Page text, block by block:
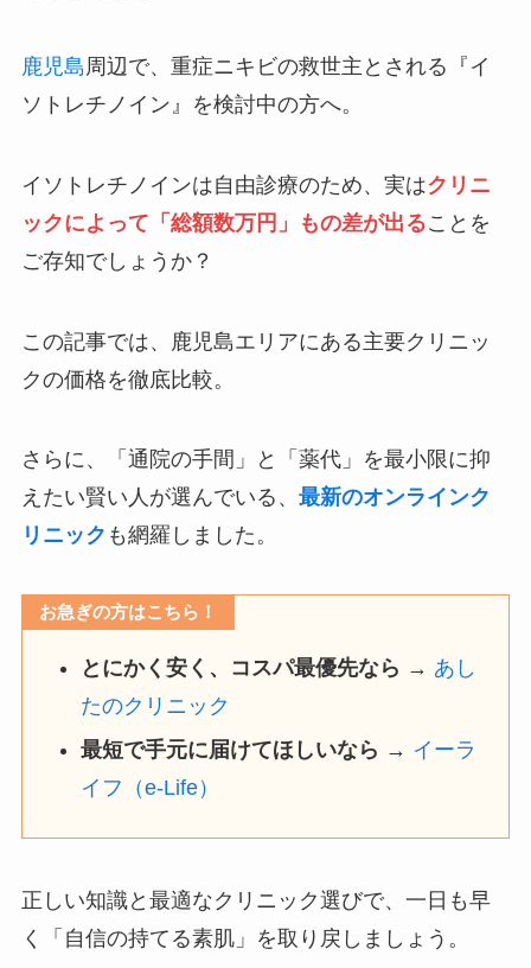
鹿児島 周辺で、重症ニキビの救世主とされる『イ
ソトレチノイン』を検討中の方へ。
イソトレチノインは自由診療のため、実はクリニ
ックによって「総額数万円」もの差が出ることを
ご存知でしょうか？
この記事では、鹿児島エリアにある主要クリニッ
クの価格を徹底比較。
さらに、「通院の手間」と「薬代」を最小限に抑
えたい賢い人が選んでいる、 最新のオンラインク
リニック も網羅しました。
お急ぎの方はこちら！
とにかく安く、コスパ最優先なら → あし
たのクリニック
最短で手元に届けてほしいなら → イーラ
イフ（e-Life）
正しい知識と最適なクリニック選びで、一日も早
く「自信の持てる素肌」を取り戻しましょう。